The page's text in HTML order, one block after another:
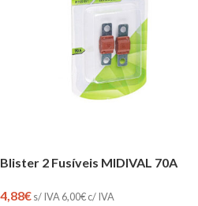
Blister 2 Fusíveis MIDIVAL 70A
4,88€s/ IVA 6,00€c/ IVA